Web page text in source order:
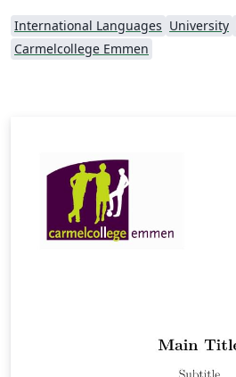
International Languages University
Carmelcollege Emmen